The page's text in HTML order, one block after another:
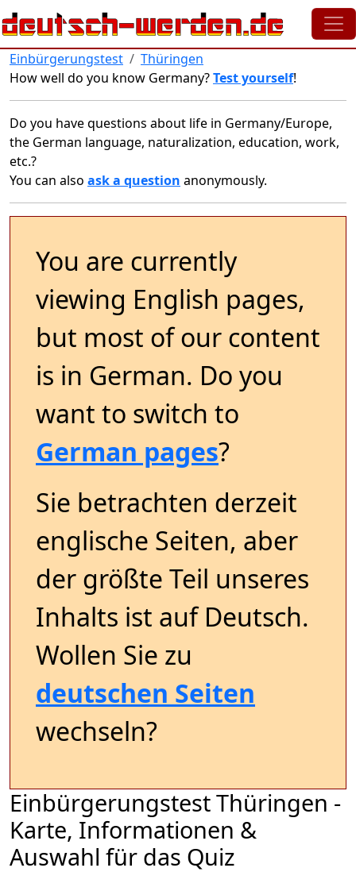
Skip to main content
Einbürgerungstest
Thüringen
How well do you know Germany?Test yourself!
Do you have questions about life in Germany/Europe,
the German language, naturalization, education, work,
etc.?
You can also ask a question anonymously.
You are currently
viewing English pages,
but most of our content
is in German. Do you
want to switch to
German pages?
Sie betrachten derzeit
englische Seiten, aber
der größte Teil unseres
Inhalts ist auf Deutsch.
Wollen Sie zu
deutschen Seiten
wechseln?
Einbürgerungstest Thüringen -
Karte, Informationen &
Auswahl für das Quiz